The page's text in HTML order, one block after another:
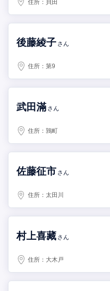
住所： 貝田
後藤綾子 さん
住所：第9
武田滿 さん
住所：鶉町
佐藤征市 さん
住所：太田川
村上喜藏 さん
住所： 大木戸